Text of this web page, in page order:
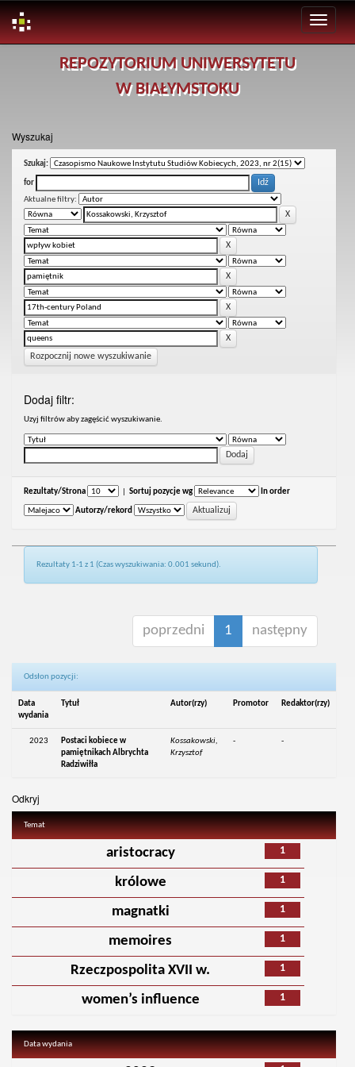
REPOZYTORIUM UNIWERSYTETU
W BIAŁYMSTOKU
Wyszukaj
Szukaj:
for
Aktualne filtry:
Rozpocznij nowe wyszukiwanie
Dodaj filtr:
Uzyj filtrów aby zagęścić wyszukiwanie.
Rezultaty/Strona Sortuj pozycje wg In order
Autorzy/rekord
Rezultaty 1-1 z 1 (Czas wyszukiwania: 0.001 sekund).
poprzedni 1 następny
Odsłon pozycji:
Data
wydania
Tytuł Autor(rzy) Promotor Redaktor(rzy)
2023
Postaci kobiece w
pamiętnikach Albrychta
Radziwiłła
Kossakowski,
Krzysztof
- -
Odkryj
Temat
1
aristocracy
1
królowe
1
magnatki
1
memoires
1
Rzeczpospolita XVII w.
1
women’s influence
Data wydania